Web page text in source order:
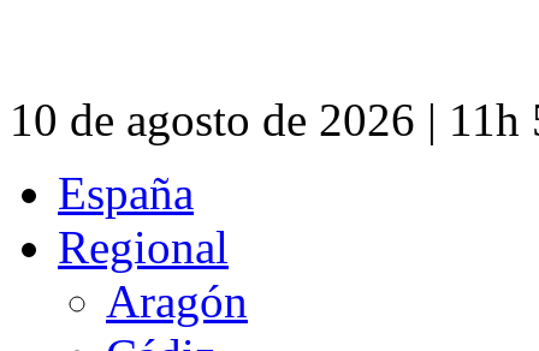
10 de agosto de 2026 |
España
Regional
Aragón